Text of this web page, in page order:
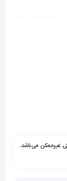
غیرممکن می‌باشد.